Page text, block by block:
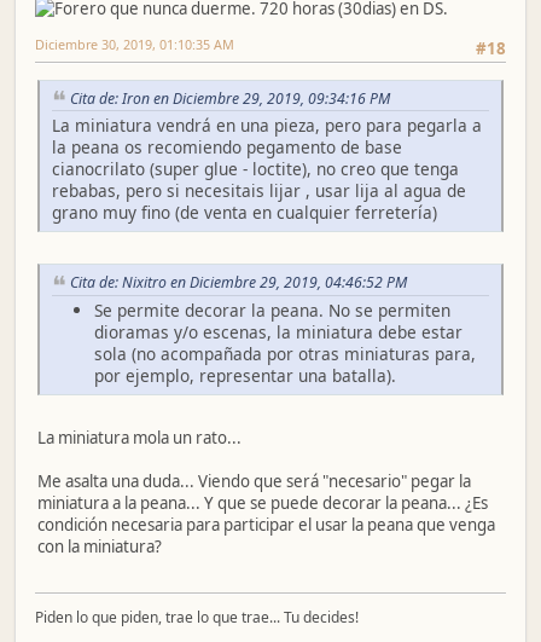
#18
Diciembre 30, 2019, 01:10:35 AM
Cita de: Iron en Diciembre 29, 2019, 09:34:16 PM
La miniatura vendrá en una pieza, pero para pegarla a
la peana os recomiendo pegamento de base
cianocrilato (super glue - loctite), no creo que tenga
rebabas, pero si necesitais lijar , usar lija al agua de
grano muy fino (de venta en cualquier ferretería)
Cita de: Nixitro en Diciembre 29, 2019, 04:46:52 PM
Se permite decorar la peana. No se permiten
dioramas y/o escenas, la miniatura debe estar
sola (no acompañada por otras miniaturas para,
por ejemplo, representar una batalla).
La miniatura mola un rato...
Me asalta una duda... Viendo que será "necesario" pegar la
miniatura a la peana... Y que se puede decorar la peana... ¿Es
condición necesaria para participar el usar la peana que venga
con la miniatura?
Piden lo que piden, trae lo que trae... Tu decides!